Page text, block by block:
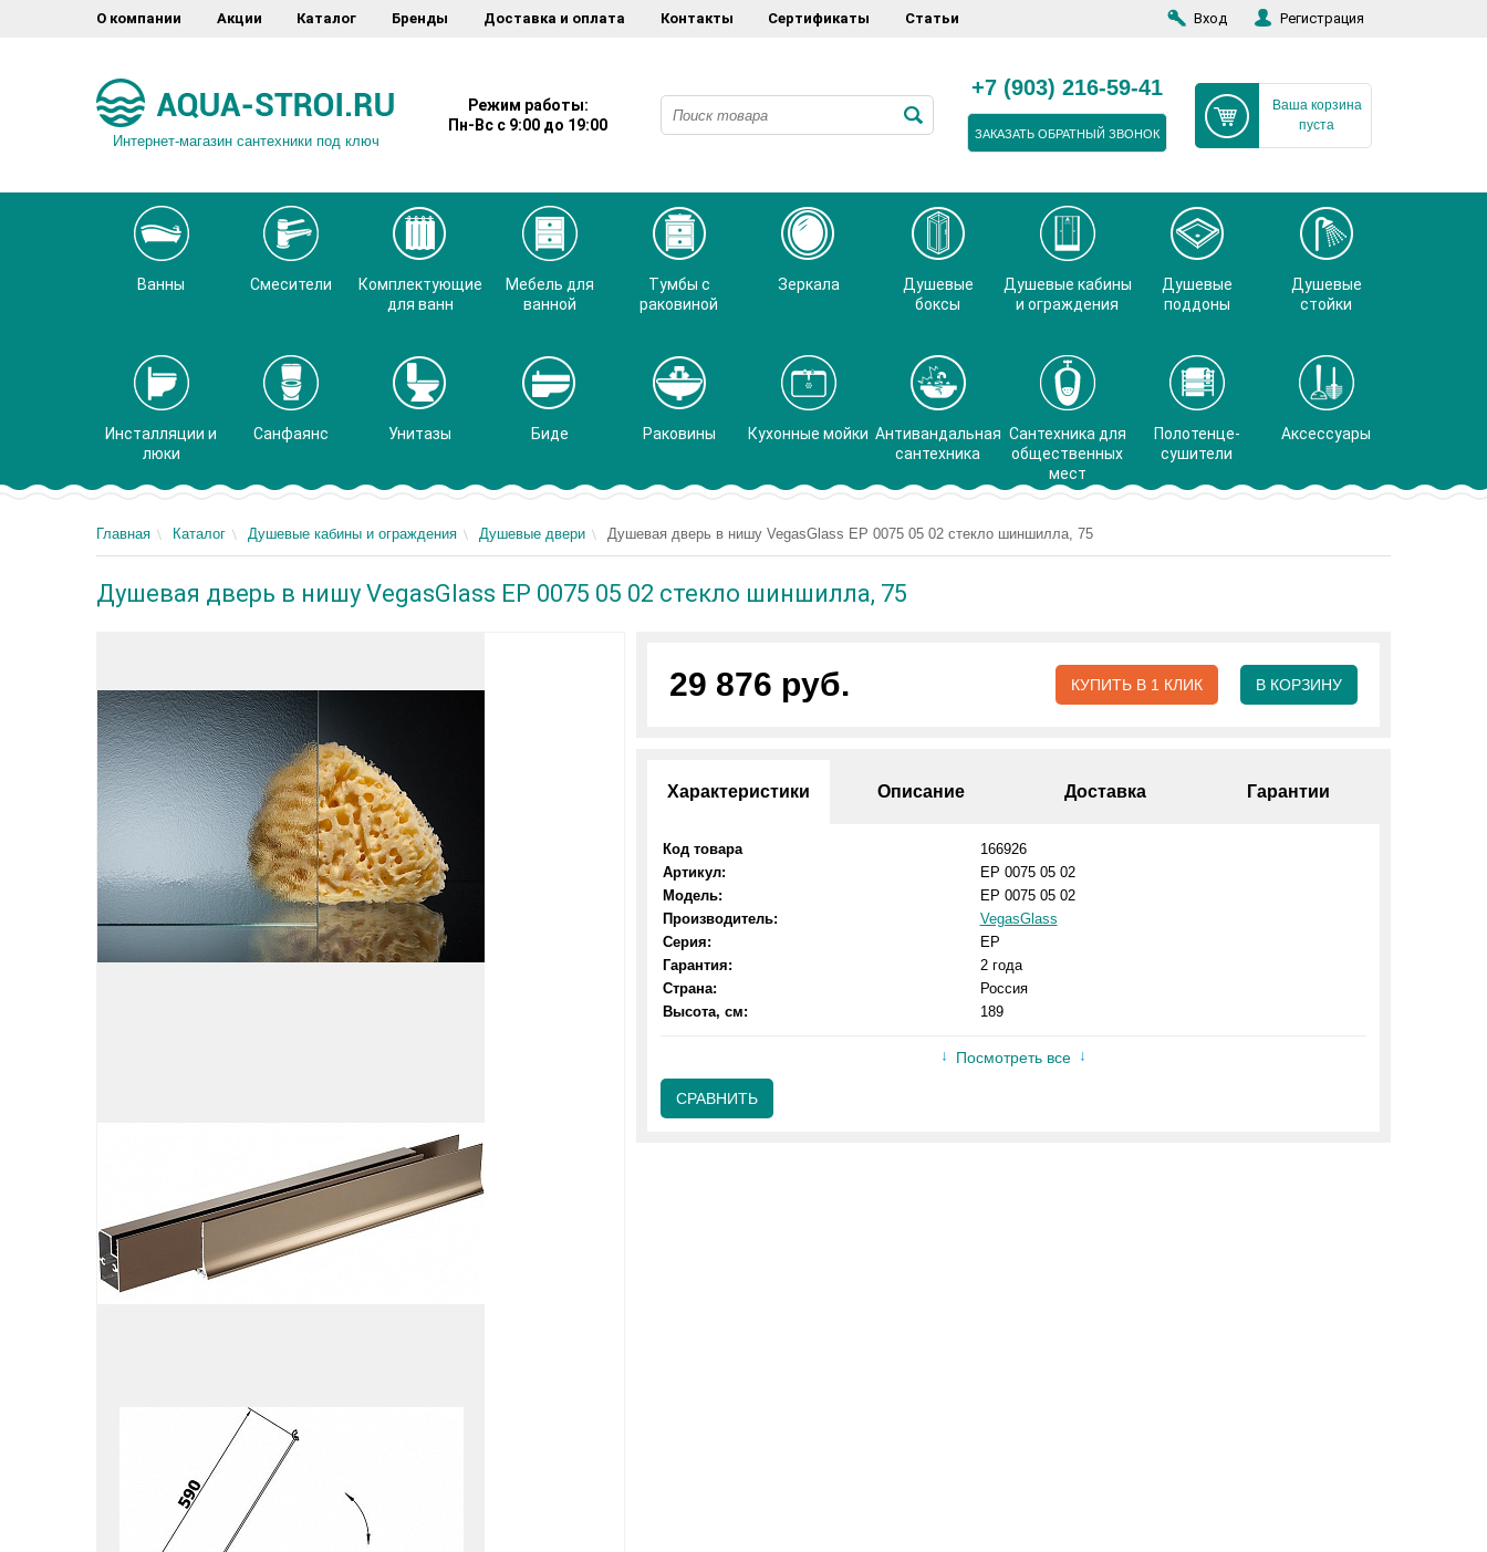
О компании Акции Каталог Бренды Доставка и оплата Контакты Сертификаты Статьи Вход Регистрация
Интернет-магазин сантехники под ключ
Режим работы:
Пн-Вс с 9:00 до 19:00
+7 (903) 216-59-41
ЗАКАЗАТЬ ОБРАТНЫЙ ЗВОНОК
Ваша корзина
пуста
Ванны Смесители
Комплектующие
для ванн
Мебель для
ванной
Тумбы с
раковиной
Зеркала
Душевые
боксы
Душевые кабины
и ограждения
Душевые
поддоны
Душевые
стойки
Инсталляции и
люки
Санфаянс Унитазы Биде Раковины Кухонные мойки Антивандальная
сантехника
Сантехника для
общественных
мест
Полотенце-
сушители
Аксессуары
Главная Каталог Душевые кабины и ограждения Душевые двери Душевая дверь в нишу VegasGlass EP 0075 05 02 стекло шиншилла, 75
Душевая дверь в нишу VegasGlass EP 0075 05 02 стекло шиншилла, 75
29 876 руб. КУПИТЬ В 1 КЛИК В КОРЗИНУ
Характеристики Описание Доставка Гарантии
Код товара
166926
Артикул:
EP 0075 05 02
Модель:
EP 0075 05 02
Производитель:
VegasGlass
Серия:
EP
Гарантия:
2 года
Страна:
Россия
Высота, см:
189
Посмотреть все
СРАВНИТЬ